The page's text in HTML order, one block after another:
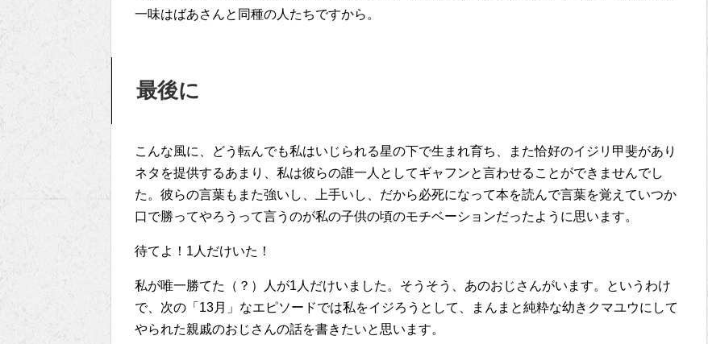
一味はばあさんと同種の人たちですから。
最後に
こんな風に、どう転んでも私はいじられる星の下で生まれ育ち、また恰好のイジリ甲斐があり
ネタを提供するあまり、私は彼らの誰一人としてギャフンと言わせることができませんでし
た。彼らの言葉もまた強いし、上手いし、だから必死になって本を読んで言葉を覚えていつか
口で勝ってやろうって言うのが私の子供の頃のモチベーションだったように思います。
待てよ！1人だけいた！
私が唯一勝てた（？）人が1人だけいました。そうそう、あのおじさんがいます。というわけ
で、次の「13月」なエピソードでは私をイジろうとして、まんまと純粋な幼きクマユウにして
やられた親戚のおじさんの話を書きたいと思います。